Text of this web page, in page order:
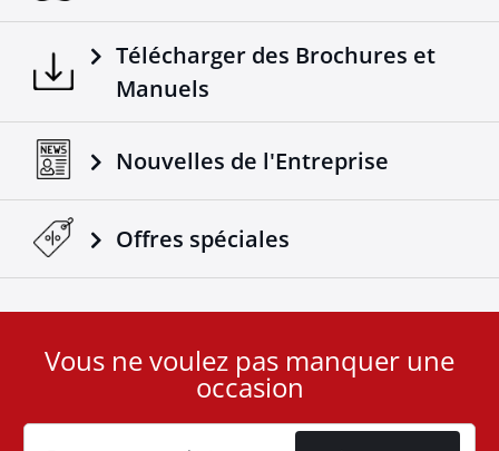
Télécharger des Brochures et
Manuels
Nouvelles de l'Entreprise
Offres spéciales
User
Cookie
Vous ne voulez pas manquer une
occasion